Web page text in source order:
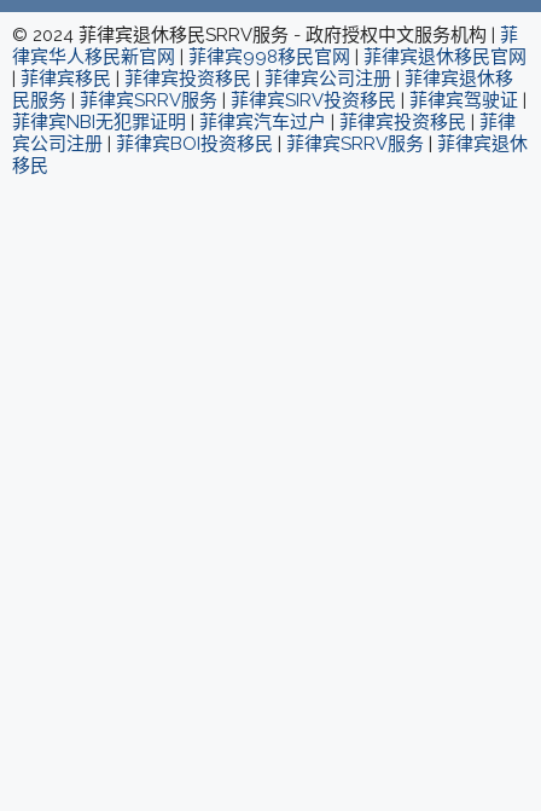
© 2024 菲律宾退休移民SRRV服务 - 政府授权中文服务机构 | 菲
律宾华人移民新官网 | 菲律宾998移民官网 | 菲律宾退休移民官网
| 菲律宾移民 | 菲律宾投资移民 | 菲律宾公司注册 | 菲律宾退休移
民服务 | 菲律宾SRRV服务 | 菲律宾SIRV投资移民 | 菲律宾驾驶证 |
菲律宾NBI无犯罪证明 | 菲律宾汽车过户 | 菲律宾投资移民 | 菲律
宾公司注册 | 菲律宾BOI投资移民 | 菲律宾SRRV服务 | 菲律宾退休
移民